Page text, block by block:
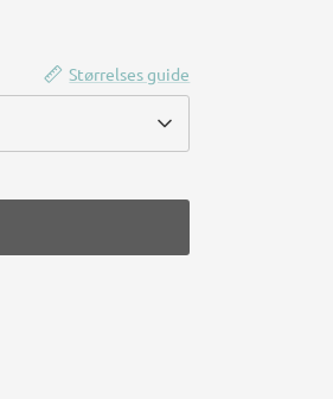
Størrelses guide